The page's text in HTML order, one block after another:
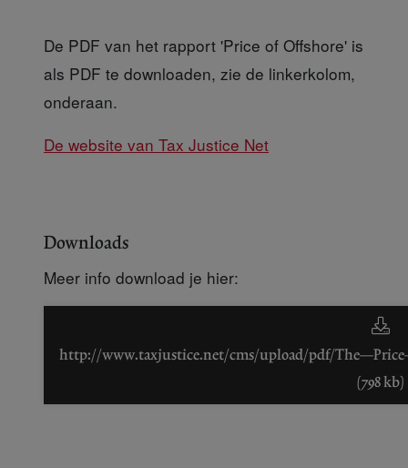
De PDF van het rapport 'Price of Offshore' is
als PDF te downloaden, zie de linkerkolom,
onderaan.
De website van Tax Justice Net
Downloads
Meer info download je hier:
http://www.taxjustice.net/cms/upload/pdf/
(798 kb)